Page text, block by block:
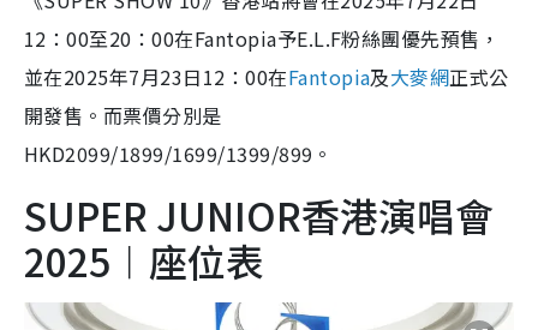
12：00至20：00在Fantopia予E.L.F粉絲團優先預售，
並在2025年7月23日12：00在Fantopia及大麥網正式公
開發售。而票價分別是
HKD2099/1899/1699/1399/899。
SUPER JUNIOR香港演唱會
2025︱座位表